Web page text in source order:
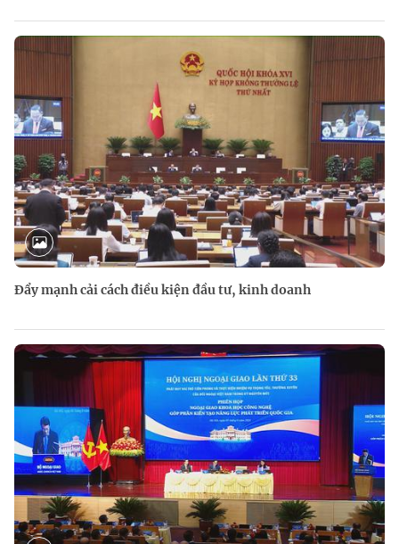
Đẩy mạnh cải cách điều kiện đầu tư, kinh doanh